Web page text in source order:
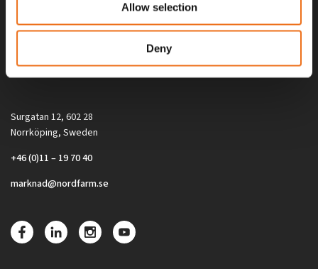
Allow selection
Deny
Alla priser på tillbehör och tillval gäller vid köp av ny maskin. Priserna
gäller inte vid köp av enskild produkt, till exempel
Surgatan 12, 602 28
Norrköping, Sweden
+46 (0)11 – 19 70 40
marknad@nordfarm.se